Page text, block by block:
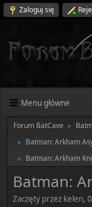
Zaloguj się
Menu główne
Forum BatCave ►
► Batman: Arkham
► Batman: Arkham
Batman:
Zaczęty przez kelen,